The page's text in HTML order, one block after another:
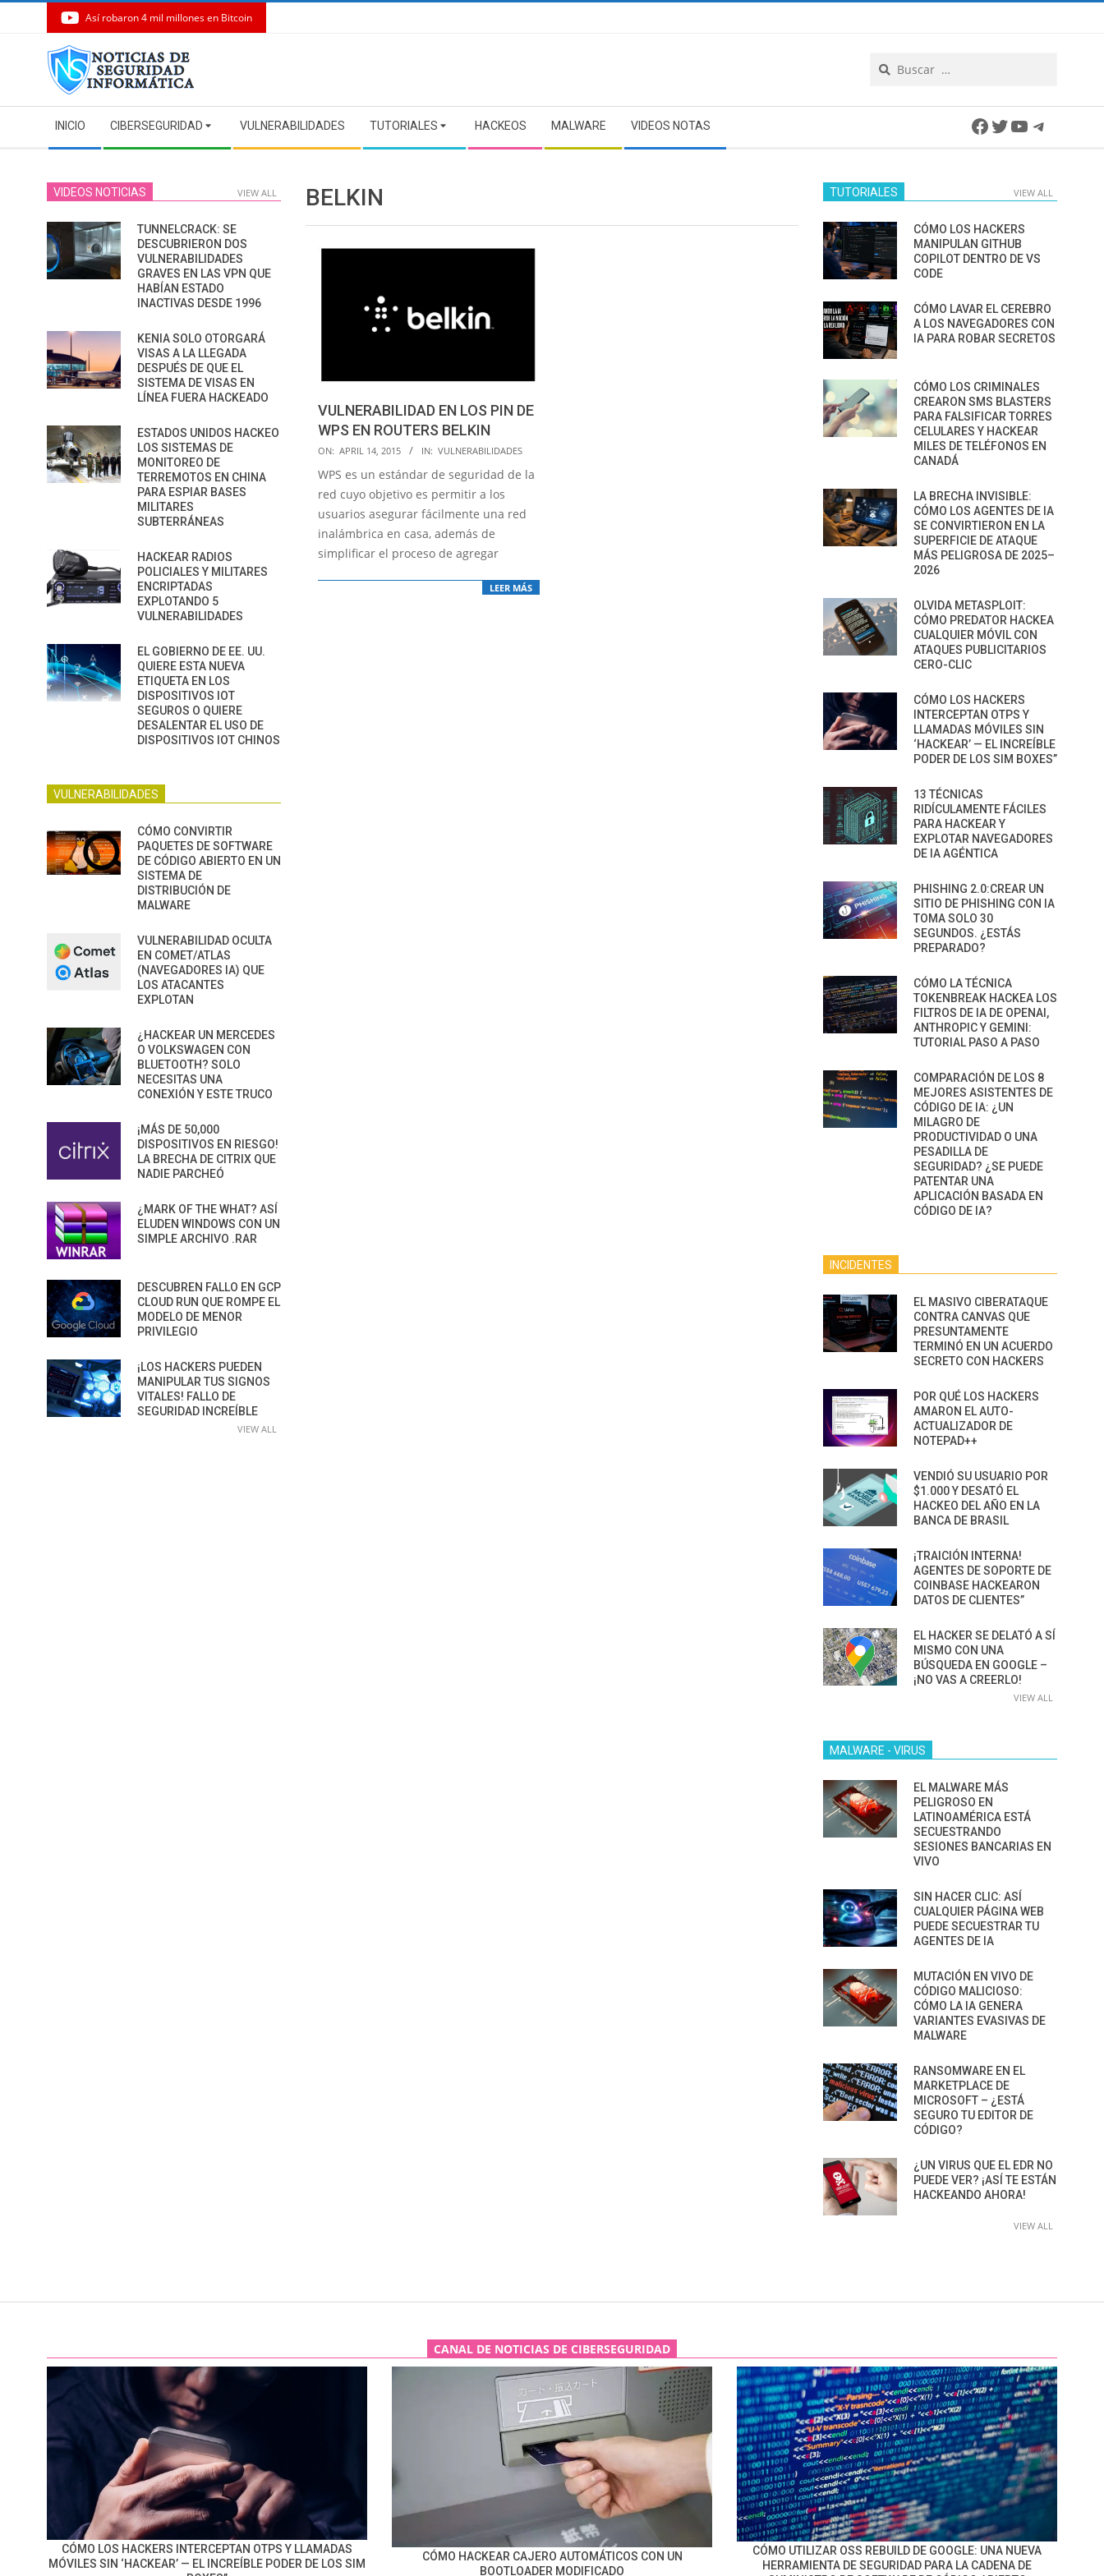
Así robaron 4 mil millones en Bitcoin
Navigation
Menu
INICIO CIBERSEGURIDAD VULNERABILIDADES TUTORIALES HACKEOS MALWARE VIDEOS NOTAS Facebook
Twitter
YouTube
BELKIN
VULNERABILIDAD EN LOS PIN DE
WPS EN ROUTERS BELKIN
2015-
04-
14
ON: APRIL 14, 2015 IN: VULNERABILIDADES
WPS es un estándar de seguridad de la
red cuyo objetivo es permitir a los
usuarios asegurar fácilmente una red
inalámbrica en casa, además de
simplificar el proceso de agregar
LEER MÁS
VIDEOS NOTICIAS VIEW ALL
TUNNELCRACK: SE
DESCUBRIERON DOS
VULNERABILIDADES
GRAVES EN LAS VPN QUE
HABÍAN ESTADO
INACTIVAS DESDE 1996
KENIA SOLO OTORGARÁ
VISAS A LA LLEGADA
DESPUÉS DE QUE EL
SISTEMA DE VISAS EN
LÍNEA FUERA HACKEADO
ESTADOS UNIDOS HACKEO
LOS SISTEMAS DE
MONITOREO DE
TERREMOTOS EN CHINA
PARA ESPIAR BASES
MILITARES
SUBTERRÁNEAS
HACKEAR RADIOS
POLICIALES Y MILITARES
ENCRIPTADAS
EXPLOTANDO 5
VULNERABILIDADES
EL GOBIERNO DE EE. UU.
QUIERE ESTA NUEVA
ETIQUETA EN LOS
DISPOSITIVOS IOT
SEGUROS O QUIERE
DESALENTAR EL USO DE
DISPOSITIVOS IOT CHINOS
VULNERABILIDADES
CÓMO CONVIRTIR
PAQUETES DE SOFTWARE
DE CÓDIGO ABIERTO EN UN
SISTEMA DE
DISTRIBUCIÓN DE
MALWARE
VULNERABILIDAD OCULTA
EN COMET/ATLAS
(NAVEGADORES IA) QUE
LOS ATACANTES
EXPLOTAN
¿HACKEAR UN MERCEDES
O VOLKSWAGEN CON
BLUETOOTH? SOLO
NECESITAS UNA
CONEXIÓN Y ESTE TRUCO
¡MÁS DE 50,000
DISPOSITIVOS EN RIESGO!
LA BRECHA DE CITRIX QUE
NADIE PARCHEÓ
¿MARK OF THE WHAT? ASÍ
ELUDEN WINDOWS CON UN
SIMPLE ARCHIVO .RAR
DESCUBREN FALLO EN GCP
CLOUD RUN QUE ROMPE EL
MODELO DE MENOR
PRIVILEGIO
¡LOS HACKERS PUEDEN
MANIPULAR TUS SIGNOS
VITALES! FALLO DE
SEGURIDAD INCREÍBLE
VIEW ALL
TUTORIALES VIEW ALL
CÓMO LOS HACKERS
MANIPULAN GITHUB
COPILOT DENTRO DE VS
CODE
CÓMO LAVAR EL CEREBRO
A LOS NAVEGADORES CON
IA PARA ROBAR SECRETOS
CÓMO LOS CRIMINALES
CREARON SMS BLASTERS
PARA FALSIFICAR TORRES
CELULARES Y HACKEAR
MILES DE TELÉFONOS EN
CANADÁ
LA BRECHA INVISIBLE:
CÓMO LOS AGENTES DE IA
SE CONVIRTIERON EN LA
SUPERFICIE DE ATAQUE
MÁS PELIGROSA DE 2025–
2026
OLVIDA METASPLOIT:
CÓMO PREDATOR HACKEA
CUALQUIER MÓVIL CON
ATAQUES PUBLICITARIOS
CERO-CLIC
CÓMO LOS HACKERS
INTERCEPTAN OTPS Y
LLAMADAS MÓVILES SIN
‘HACKEAR’ — EL INCREÍBLE
PODER DE LOS SIM BOXES”
13 TÉCNICAS
RIDÍCULAMENTE FÁCILES
PARA HACKEAR Y
EXPLOTAR NAVEGADORES
DE IA AGÉNTICA
PHISHING 2.0:CREAR UN
SITIO DE PHISHING CON IA
TOMA SOLO 30
SEGUNDOS. ¿ESTÁS
PREPARADO?
CÓMO LA TÉCNICA
TOKENBREAK HACKEA LOS
FILTROS DE IA DE OPENAI,
ANTHROPIC Y GEMINI:
TUTORIAL PASO A PASO
COMPARACIÓN DE LOS 8
MEJORES ASISTENTES DE
CÓDIGO DE IA: ¿UN
MILAGRO DE
PRODUCTIVIDAD O UNA
PESADILLA DE
SEGURIDAD? ¿SE PUEDE
PATENTAR UNA
APLICACIÓN BASADA EN
CÓDIGO DE IA?
INCIDENTES
EL MASIVO CIBERATAQUE
CONTRA CANVAS QUE
PRESUNTAMENTE
TERMINÓ EN UN ACUERDO
SECRETO CON HACKERS
POR QUÉ LOS HACKERS
AMARON EL AUTO-
ACTUALIZADOR DE
NOTEPAD++
VENDIÓ SU USUARIO POR
$1.000 Y DESATÓ EL
HACKEO DEL AÑO EN LA
BANCA DE BRASIL
¡TRAICIÓN INTERNA!
AGENTES DE SOPORTE DE
COINBASE HACKEARON
DATOS DE CLIENTES”
EL HACKER SE DELATÓ A SÍ
MISMO CON UNA
BÚSQUEDA EN GOOGLE –
¡NO VAS A CREERLO!
VIEW ALL
MALWARE - VIRUS
EL MALWARE MÁS
PELIGROSO EN
LATINOAMÉRICA ESTÁ
SECUESTRANDO
SESIONES BANCARIAS EN
VIVO
SIN HACER CLIC: ASÍ
CUALQUIER PÁGINA WEB
PUEDE SECUESTRAR TU
AGENTES DE IA
MUTACIÓN EN VIVO DE
CÓDIGO MALICIOSO:
CÓMO LA IA GENERA
VARIANTES EVASIVAS DE
MALWARE
RANSOMWARE EN EL
MARKETPLACE DE
MICROSOFT – ¿ESTÁ
SEGURO TU EDITOR DE
CÓDIGO?
¿UN VIRUS QUE EL EDR NO
PUEDE VER? ¡ASÍ TE ESTÁN
HACKEANDO AHORA!
VIEW ALL
CANAL DE NOTICIAS DE CIBERSEGURIDAD
CÓMO LOS HACKERS INTERCEPTAN OTPS Y LLAMADAS
MÓVILES SIN ‘HACKEAR’ — EL INCREÍBLE PODER DE LOS SIM
CÓMO HACKEAR CAJERO AUTOMÁTICOS CON UN
BOOTLOADER MODIFICADO
CÓMO UTILIZAR OSS REBUILD DE GOOGLE: UNA NUEVA
HERRAMIENTA DE SEGURIDAD PARA LA CADENA DE